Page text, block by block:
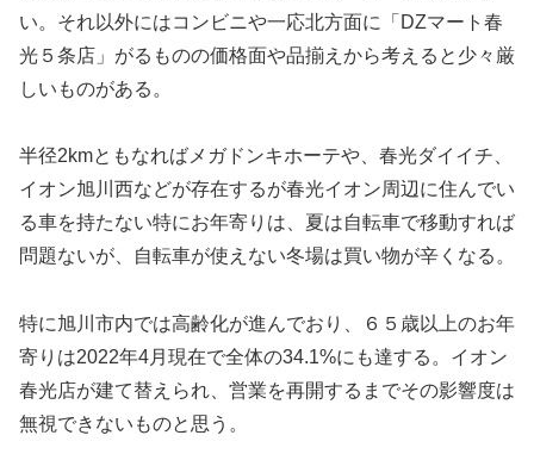
い。それ以外にはコンビニや一応北方面に「DZマート春
光５条店」がるものの価格面や品揃えから考えると少々厳
しいものがある。
半径2kmともなればメガドンキホーテや、春光ダイイチ、
イオン旭川西などが存在するが春光イオン周辺に住んでい
る車を持たない特にお年寄りは、夏は自転車で移動すれば
問題ないが、自転車が使えない冬場は買い物が辛くなる。
特に旭川市内では高齢化が進んでおり、６５歳以上のお年
寄りは2022年4月現在で全体の34.1%にも達する。イオン
春光店が建て替えられ、営業を再開するまでその影響度は
無視できないものと思う。